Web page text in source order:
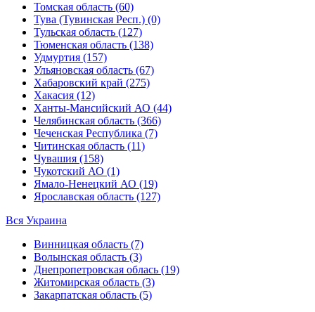
Томская область (60)
Тува (Тувинская Респ.) (0)
Тульская область (127)
Тюменская область (138)
Удмуртия (157)
Ульяновская область (67)
Хабаровский край (275)
Хакасия (12)
Ханты-Мансийский АО (44)
Челябинская область (366)
Чеченская Республика (7)
Читинская область (11)
Чувашия (158)
Чукотский АО (1)
Ямало-Ненецкий АО (19)
Ярославская область (127)
Вся Украина
Винницкая область (7)
Волынская область (3)
Днепропетровская облась (19)
Житомирская область (3)
Закарпатская область (5)